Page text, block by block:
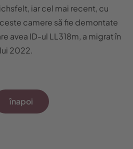
iar cel mai recent, cu
camere să fie demontate
avea ID-ul LL318m, a migrat în
2022.
înapoi